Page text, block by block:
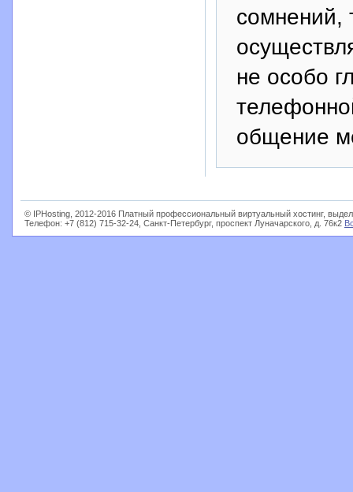
сомнений,
не особо
общение
© IPHosting, 2012-2016 Платный профессиональный виртуальный хостинг,
Телефон: +7 (812) 715-32-24, Санкт-Петербург, проспект Луначарского, д. 76к2